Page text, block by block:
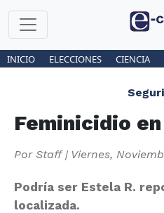
INICIO ELECCIONES CIENCIA
Feminicidio
Por Staff| Viernes,
Podría ser Estela R.
localizada.